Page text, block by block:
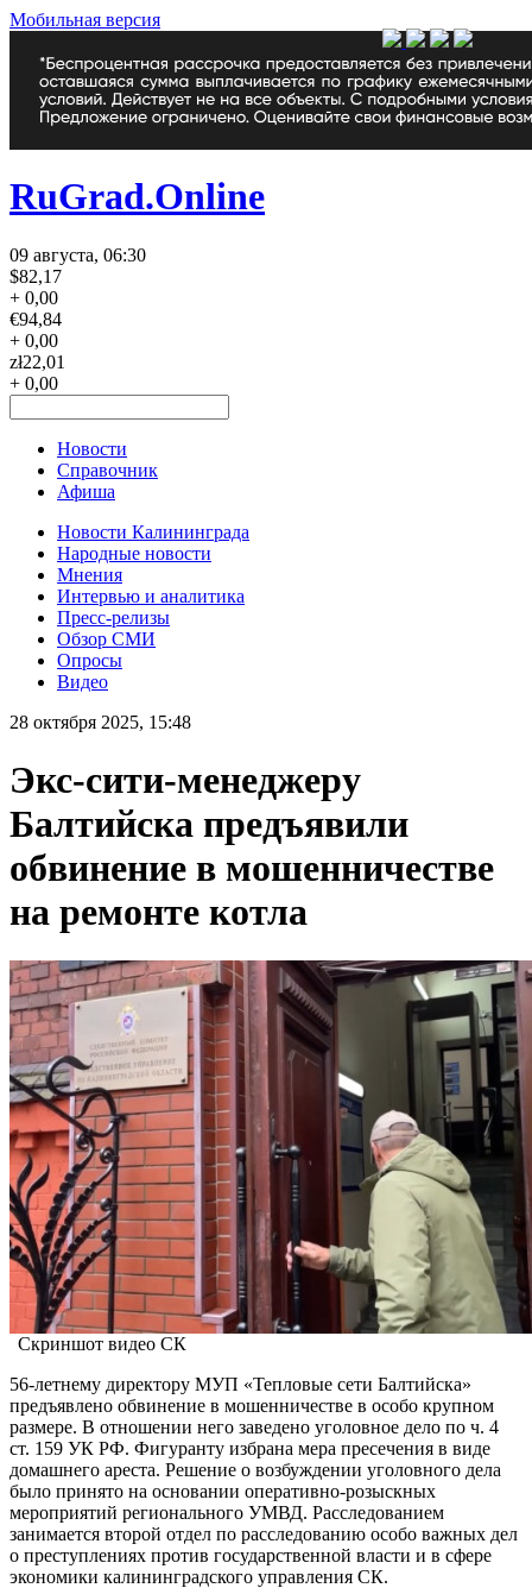
Мобильная версия
RuGrad.Online
09 августа, 06:30
$82,17
+ 0,00
€94,84
+ 0,00
zł22,01
+ 0,00
Новости
Справочник
Афиша
Новости Калининграда
Народные новости
Мнения
Интервью и аналитика
Пресс-релизы
Обзор СМИ
Опросы
Видео
28 октября 2025, 15:48
Экс-сити-менеджеру
Балтийска предъявили
обвинение в мошенничестве
на ремонте котла
Скриншот видео СК
56-летнему директору МУП «Тепловые сети Балтийска»
предъявлено обвинение в мошенничестве в особо крупном
размере. В отношении него заведено уголовное дело по ч. 4
ст. 159 УК РФ. Фигуранту избрана мера пресечения в виде
домашнего ареста. Решение о возбуждении уголовного дела
было принято на основании оперативно-розыскных
мероприятий регионального УМВД. Расследованием
занимается второй отдел по расследованию особо важных дел
о преступлениях против государственной власти и в сфере
экономики калининградского управления СК.